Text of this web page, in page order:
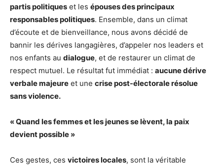
partis politiques et les épouses des principaux
responsables politiques. Ensemble, dans un climat
d’écoute et de bienveillance, nous avons décidé de
bannir les dérives langagières, d’appeler nos leaders et
nos enfants au dialogue, et de restaurer un climat de
respect mutuel. Le résultat fut immédiat : aucune dérive
verbale majeure et une crise post-électorale résolue
sans violence.
« Quand les femmes et les jeunes se lèvent, la paix
devient possible »
Ces gestes, ces victoires locales, sont la véritable